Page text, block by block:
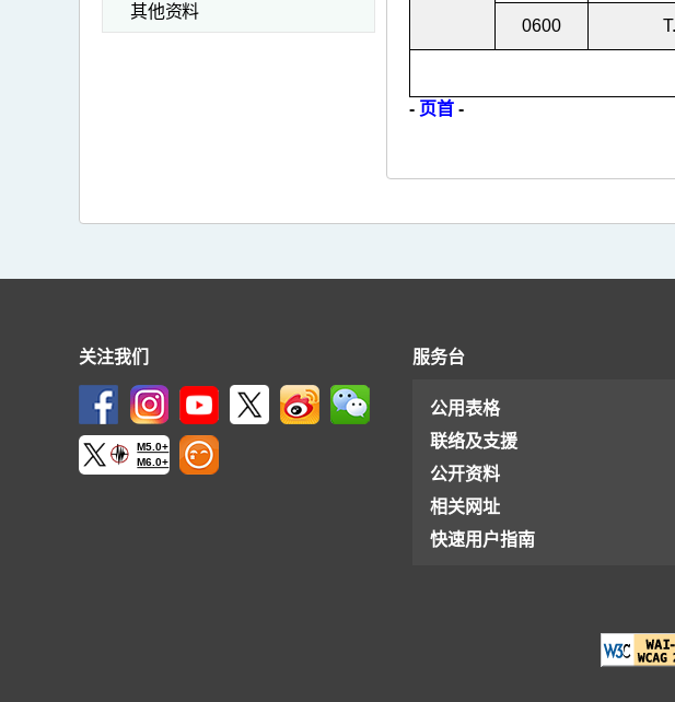
其他资料
0600
- 页首 -
关注我们
M5.0+
M6.0+
服务台
公用表格
联络及支援
公开资料
相关网址
快速用户指南